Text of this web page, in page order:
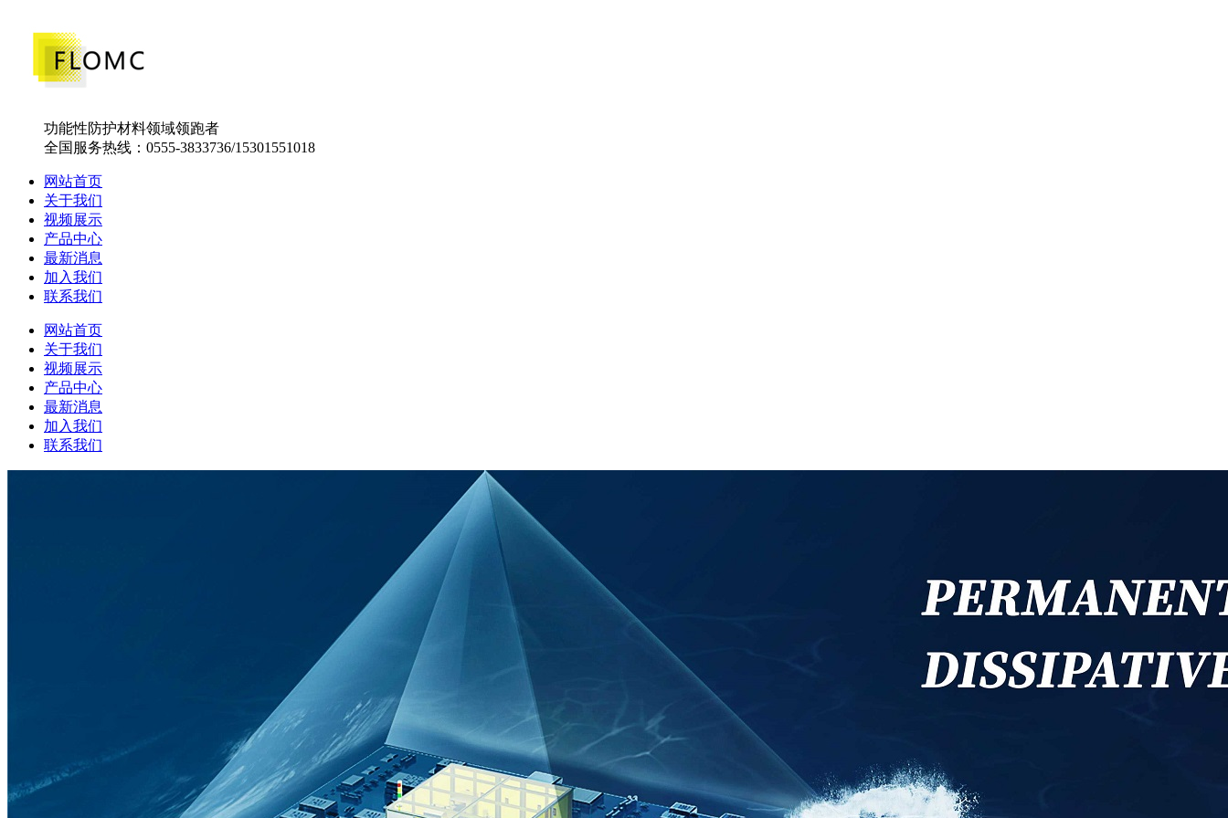
功能性防护材料领域领跑者
全国服务热线：0555-3833736/15301551018
网站首页
关于我们
视频展示
产品中心
最新消息
加入我们
联系我们
网站首页
关于我们
视频展示
产品中心
最新消息
加入我们
联系我们